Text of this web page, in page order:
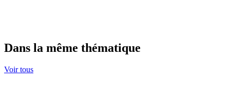
Dans la même thématique
Voir tous